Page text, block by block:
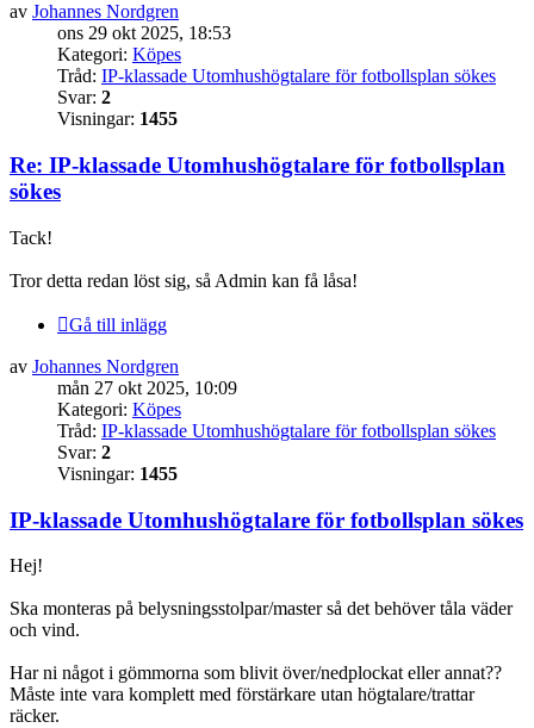
av Johannes Nordgren
ons 29 okt 2025, 18:53
Kategori: Köpes
Tråd: IP-klassade Utomhushögtalare för fotbollsplan sökes
Svar: 2
Visningar: 1455
Re: IP-klassade Utomhushögtalare för fotbollsplan
sökes
Tack!
Tror detta redan löst sig, så Admin kan få låsa!
Gå till inlägg
av Johannes Nordgren
mån 27 okt 2025, 10:09
Kategori: Köpes
Tråd: IP-klassade Utomhushögtalare för fotbollsplan sökes
Svar: 2
Visningar: 1455
IP-klassade Utomhushögtalare för fotbollsplan sökes
Hej!
Ska monteras på belysningsstolpar/master så det behöver tåla väder
och vind.
Har ni något i gömmorna som blivit över/nedplockat eller annat??
Måste inte vara komplett med förstärkare utan högtalare/trattar
räcker.